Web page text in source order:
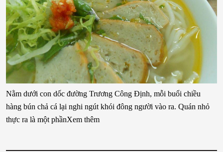
Nằm dưới con dốc đường Trương Công Định, mỗi buổi chiều
hàng bún chả cá lại nghi ngút khói đông người vào ra. Quán nhỏ
thực ra là một phầnXem thêm